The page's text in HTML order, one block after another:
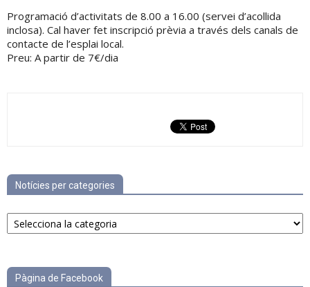
Programació d’activitats de 8.00 a 16.00 (servei d’acollida
inclosa). Cal haver fet inscripció prèvia a través dels canals de
contacte de l’esplai local.
Preu: A partir de 7€/dia
Notícies per categories
Notícies
per
Pàgina de Facebook